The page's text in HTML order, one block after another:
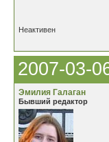
Неактивен
2007-03-
Эмилия Галаган
Бывший редактор